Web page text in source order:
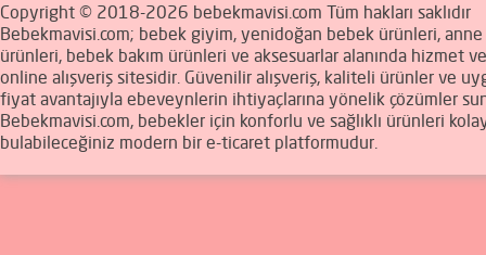
Copyright © 2018-2026 bebekmavisi.com Tüm hakları saklıdır
Bebekmavisi.com; bebek giyim, yenidoğan bebek ürünleri,
ürünleri, bebek bakım ürünleri ve aksesuarlar alanında hizmet
online alışveriş sitesidir. Güvenilir alışveriş, kaliteli ürünler ve
fiyat avantajıyla ebeveynlerin ihtiyaçlarına yönelik çözümler
Bebekmavisi.com, bebekler için konforlu ve sağlıklı ürünleri
bulabileceğiniz modern bir e-ticaret platformudur.